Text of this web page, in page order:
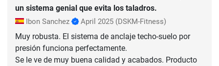
un sistema genial que evita los taladros.
Ibon Sanchez April 2025 (DSKM-Fitness)
Muy robusta. El sistema de anclaje techo-suelo por
presión funciona perfectamente.
Se le ve de muy buena calidad y acabados. Producto